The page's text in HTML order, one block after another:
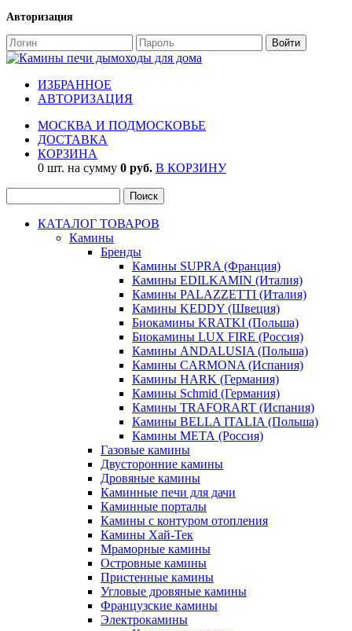
Авторизация
ИЗБРАННОЕ
АВТОРИЗАЦИЯ
МОСКВА И ПОДМОСКОВЬЕ
ДОСТАВКА
КОРЗИНА
0 шт. на сумму 0 руб. В КОРЗИНУ
КАТАЛОГ ТОВАРОВ
Камины
Бренды
Камины SUPRA (Франция)
Камины EDILKAMIN (Италия)
Камины PALAZZETTI (Италия)
Камины KEDDY (Швеция)
Биокамины KRATKI (Польша)
Биокамины LUX FIRE (Россия)
Камины ANDALUSIA (Польша)
Камины CARMONA (Испания)
Камины HARK (Германия)
Камины Schmid (Германия)
Камины TRAFORART (Испания)
Камины BELLA ITALIA (Польша)
Камины МЕТА (Россия)
Газовые камины
Двусторонние камины
Дровяные камины
Каминные печи для дачи
Каминные порталы
Камины с контуром отопления
Камины Хай-Тек
Мраморные камины
Островные камины
Пристенные камины
Угловые дровяные камины
Французские камины
Электрокамины